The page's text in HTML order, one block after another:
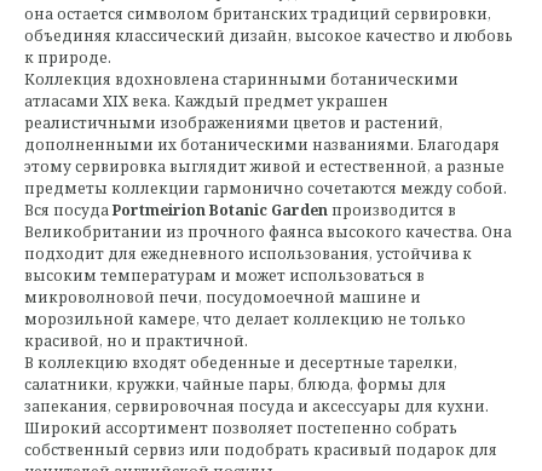
она остается символом британских традиций сервировки,
объединяя классический дизайн, высокое качество и любовь
к природе.
Коллекция вдохновлена старинными ботаническими
атласами XIX века. Каждый предмет украшен
реалистичными изображениями цветов и растений,
дополненными их ботаническими названиями. Благодаря
этому сервировка выглядит живой и естественной, а разные
предметы коллекции гармонично сочетаются между собой.
Вся посудаPortmeirion Botanic Garden производится в
Великобритании из прочного фаянса высокого качества. Она
подходит для ежедневного использования, устойчива к
высоким температурам и может использоваться в
микроволновой печи, посудомоечной машине и
морозильной камере, что делает коллекцию не только
красивой, но и практичной.
В коллекцию входят обеденные и десертные тарелки,
салатники, кружки, чайные пары, блюда, формы для
запекания, сервировочная посуда и аксессуары для кухни.
Широкий ассортимент позволяет постепенно собрать
собственный сервиз или подобрать красивый подарок для